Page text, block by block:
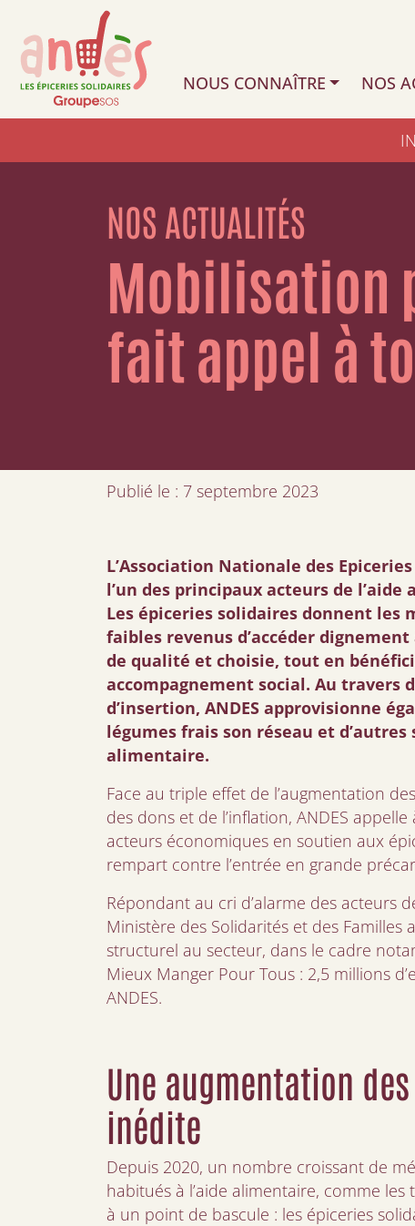
NOUS CONNAÎTRE
NOS
NOS ACTUALITÉS
Mobilisation
fait appel à
Publié le : 7 septembre 2023
L’Association Nationale des
l’un des principaux acteurs de
Les épiceries solidaires donnent les
faibles revenus d’accéder
de qualité et choisie, tout en
accompagnement social. Au travers
d’insertion, ANDES approvisionne
légumes frais son réseau et d’autres
alimentaire.
Face au triple effet de l’augmentation
des dons et de l’inflation, ANDES
acteurs économiques en soutien aux
rempart contre l’entrée en grande
Répondant au cri d’alarme des acteurs
Ministère des Solidarités et des Familles
structurel au secteur, dans le cadre
Mieux Manger Pour Tous : 2,5 millions
ANDES.
Une augmentation
inédite
Depuis 2020, un nombre croissant de
habitués à l’aide alimentaire, comme les
à un point de bascule : les épiceries